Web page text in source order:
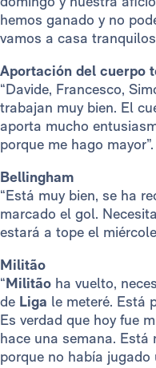
hemos ganado y no
vamos a casa
Aportación del cuerpo
“Davide, Francesco,
trabajan muy bien. El
aporta mucho
porque me hago mayor”.
Bellingham
“Está muy bien, se ha
marcado el gol.
estará a tope el
Militão
“Militão ha vuelto,
de Liga le meteré. Está
Es verdad que hoy fue
hace una semana. Está
porque no había jugado